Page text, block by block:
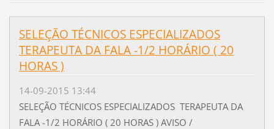
SELEÇÃO TÉCNICOS ESPECIALIZADOS
TERAPEUTA DA FALA -1/2 HORÁRIO ( 20
HORAS )
14-09-2015 13:44
SELEÇÃO TÉCNICOS ESPECIALIZADOS TERAPEUTA DA
FALA -1/2 HORÁRIO ( 20 HORAS ) AVISO /